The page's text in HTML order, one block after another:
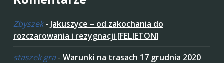
Zbyszek- Jakuszyce – od zakochania do
rozczarowania i rezygnacji [FELIETON]
staszek gra - Warunki na trasach 17 grudnia 2020